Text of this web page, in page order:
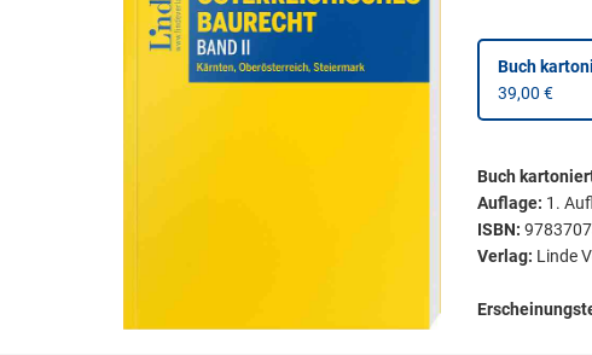
Buch
39,00 €
Buch
Auflage: 1.
ISBN:
Verlag: Linde